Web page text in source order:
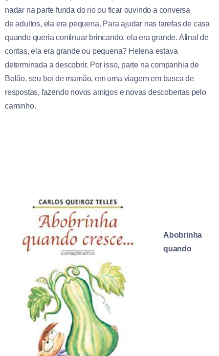
nadar na parte funda do rio ou ficar ouvindo a conversa
de adultos, ela era pequena. Para ajudar nas tarefas de casa
quando queria continuar brincando, ela era grande. Afinal de
contas, ela era grande ou pequena? Helena estava
determinada a descobrir. Por isso, parte na companhia de
Bolão, seu boi de mamão, em uma viagem em busca de
respostas, fazendo novos amigos e novas descobertas pelo
caminho.
Abobrinha
quando